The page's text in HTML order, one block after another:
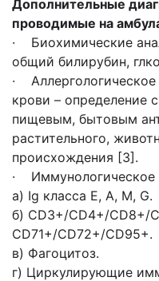
Дополнительные
проводимые на
· Биохимические
общий билирубин,
·
крови – определение
пищевым, бытовым
растительного,
происхождения [3].
· Иммунологическое
а) Ig класса Е, А, М, G.
б) СD3+/СD4+/СD8+/
СD71+/СD72+/СD95+.
в) Фагоцитоз.
г) Циркулирующие